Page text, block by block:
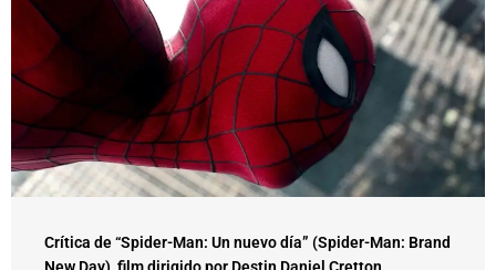
Crítica de “Spider-Man: Un nuevo día” (Spider-Man: Brand